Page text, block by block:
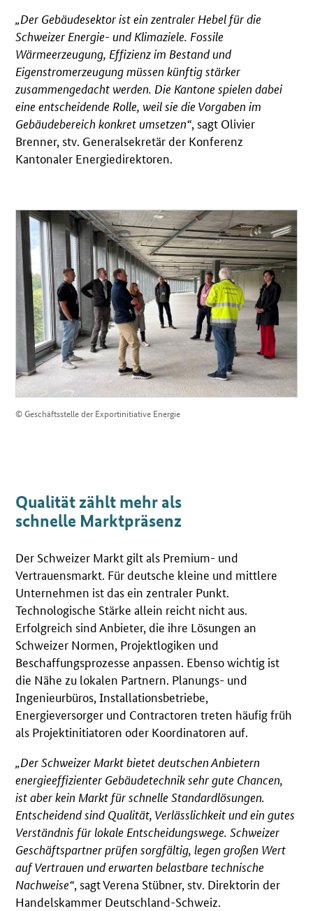
„Der Gebäudesektor ist ein zentraler Hebel für die
Schweizer Energie- und Klimaziele. Fossile
Wärmeerzeugung, Effizienz im Bestand und
Eigenstromerzeugung müssen künftig stärker
zusammengedacht werden. Die Kantone spielen dabei
eine entscheidende Rolle, weil sie die Vorgaben im
Gebäudebereich konkret umsetzen“, sagt Olivier
Brenner, stv. Generalsekretär der Konferenz
Kantonaler Energiedirektoren.
© Geschäftsstelle der Exportinitiative Energie
Qualität zählt mehr als
schnelle Marktpräsenz
Der Schweizer Markt gilt als Premium- und
Vertrauensmarkt. Für deutsche kleine und mittlere
Unternehmen ist das ein zentraler Punkt.
Technologische Stärke allein reicht nicht aus.
Erfolgreich sind Anbieter, die ihre Lösungen an
Schweizer Normen, Projektlogiken und
Beschaffungsprozesse anpassen. Ebenso wichtig ist
die Nähe zu lokalen Partnern. Planungs- und
Ingenieurbüros, Installationsbetriebe,
Energieversorger und Contractoren treten häufig früh
als Projektinitiatoren oder Koordinatoren auf.
„Der Schweizer Markt bietet deutschen Anbietern
energieeffizienter Gebäudetechnik sehr gute Chancen,
ist aber kein Markt für schnelle Standardlösungen.
Entscheidend sind Qualität, Verlässlichkeit und ein gutes
Verständnis für lokale Entscheidungswege. Schweizer
Geschäftspartner prüfen sorgfältig, legen großen Wert
auf Vertrauen und erwarten belastbare technische
Nachweise“, sagt Verena Stübner, stv. Direktorin der
Handelskammer Deutschland-Schweiz.